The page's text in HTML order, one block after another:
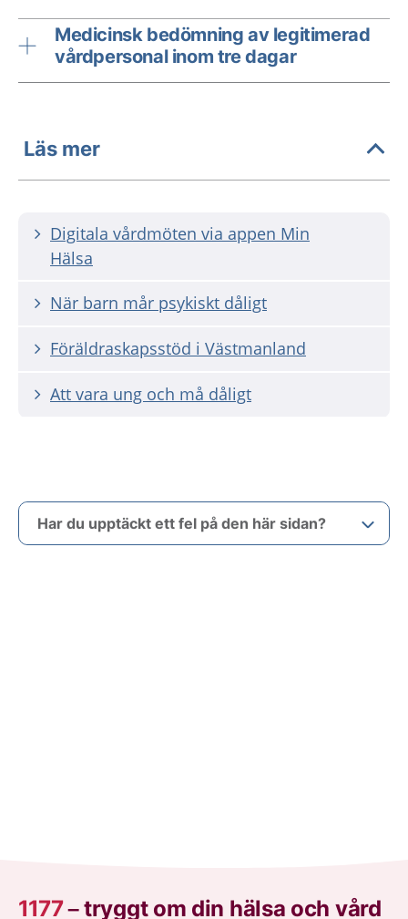
Medicinsk bedömning av legitimerad
vårdpersonal inom tre dagar
Läs mer
Digitala vårdmöten via appen Min
Hälsa
När barn mår psykiskt dåligt
Föräldraskapsstöd i Västmanland
Att vara ung och må dåligt
Har du upptäckt ett fel på den här sidan?
1177–tryggt om din hälsa och vård